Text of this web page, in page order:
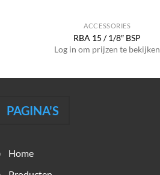
ACCESSORIES
RBA 15 / 1/8″ BSP
Log in om prijzen te bekijken
PAGINA'S
Home